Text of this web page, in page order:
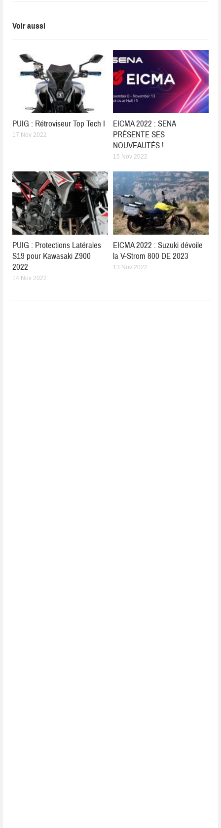
Voir aussi
PUIG : Rétroviseur Top Tech I
17 Nov 2022
EICMA 2022 : SENA
PRÉSENTE SES
NOUVEAUTÉS !
15 Nov 2022
PUIG : Protections Latérales
S19 pour Kawasaki Z900
2022
14 Nov 2022
EICMA 2022 : Suzuki dévoile
la V-Strom 800 DE 2023
13 Nov 2022